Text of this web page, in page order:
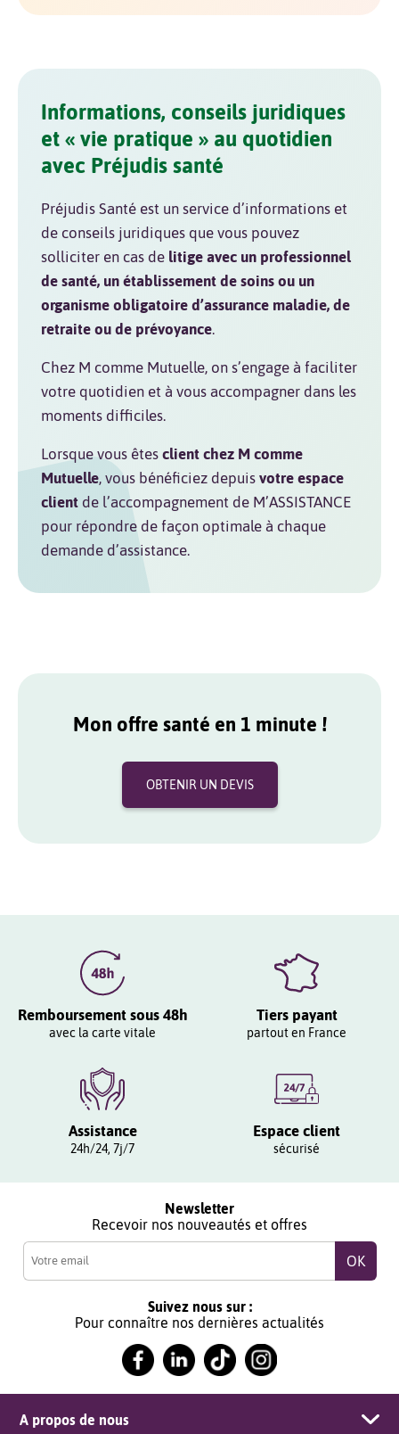
Informations, conseils juridiques
et « vie pratique » au quotidien
avec Préjudis santé
Préjudis Santé est un service d’informations et
de conseils juridiques que vous pouvez
solliciter en cas de litige avec un professionnel
de santé, un établissement de soins ou un
organisme obligatoire d’assurance maladie, de
retraite ou de prévoyance.
Chez M comme Mutuelle, on s’engage à faciliter
votre quotidien et à vous accompagner dans les
moments difficiles.
Lorsque vous êtes client chez M comme
Mutuelle, vous bénéficiez depuis votre espace
client de l’accompagnement de M’ASSISTANCE
pour répondre de façon optimale à chaque
demande d’assistance.
Mon offre santé en 1 minute !
OBTENIR UN DEVIS
Remboursement sous 48h
avec la carte vitale
Tiers payant
partout en France
Assistance
24h/24, 7j/7
Espace client
sécurisé
Newsletter
Recevoir nos nouveautés et offres
Suivez nous sur :
Pour connaître nos dernières actualités
A propos de nous